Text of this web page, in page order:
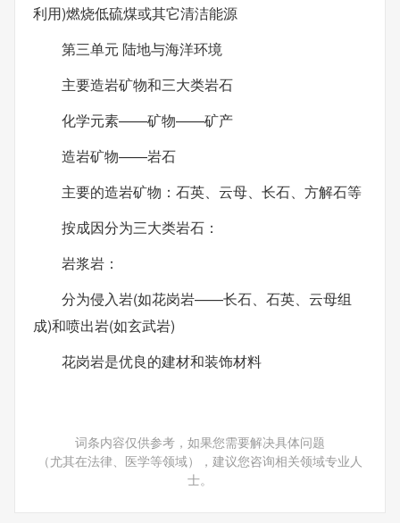
利用)燃烧低硫煤或其它清洁能源
第三单元 陆地与海洋环境
主要造岩矿物和三大类岩石
化学元素——矿物——矿产
造岩矿物——岩石
主要的造岩矿物：石英、云母、长石、方解石等
按成因分为三大类岩石：
岩浆岩：
分为侵入岩(如花岗岩——长石、石英、云母组
成)和喷出岩(如玄武岩)
花岗岩是优良的建材和装饰材料
词条内容仅供参考，如果您需要解决具体问题
（尤其在法律、医学等领域），建议您咨询相关领域专业人
士。